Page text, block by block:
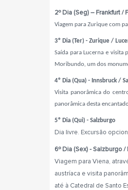
2º Dia (Seg) – Frankfurt /
Viagem para Zurique com
3º Dia (Ter) - Zurique /
Saída para Lucerna e visita
Moribundo, um dos
4º Dia (Qua) - Innsbruck /
Visita panorâmica do
panorâmica desta
5º Dia (Qui) - Salzburgo
Dia livre. Excursão
6º Dia (Sex) - Salzburgo
Viagem para Viena,
austríaca e visita
até à Catedral de Santo